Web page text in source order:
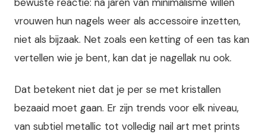
vrouwen hun nagels weer als accessoire inzetten,
niet als bijzaak. Net zoals een ketting of een tas kan
vertellen wie je bent, kan dat je nagellak nu ook.
Dat betekent niet dat je per se met kristallen
bezaaid moet gaan. Er zijn trends voor elk niveau,
van subtiel metallic tot volledig nail art met prints